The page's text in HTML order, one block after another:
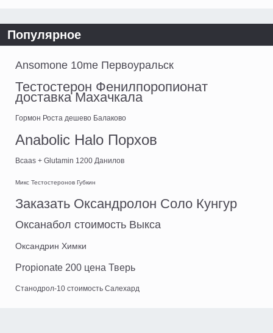
Популярное
Ansomone 10me Первоуральск
Тестостерон Фенилпоропионат
доставка Махачкала
Гормон Роста дешево Балаково
Anabolic Halo Порхов
Bcaas + Glutamin 1200 Данилов
Микс Тестостеронов Губкин
Заказать Оксандролон Соло Кунгур
Оксанабол стоимость Выкса
Оксандрин Химки
Propionate 200 цена Тверь
Станодрол-10 стоимость Салехард